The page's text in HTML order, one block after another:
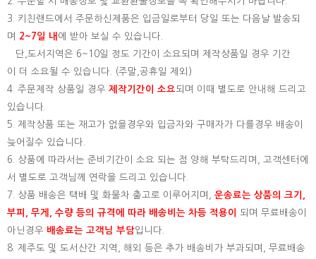
3. 키친랜드에서 주문하신제품은 입금일로부터 당일 또는 다음날 발송되
며
2~7일 내 에 받아 보실 수 있습니다.
단,도서지역은 6~10일 정도 기간이 소요되며 제작상품일 경우 기간
이 더 소요될 수 있습니다. (주말,공휴일 제외)
4. 주문제작 상품일 경우 제작기간이 소요되며 이때 별도로 안내해 드리고
있습니다.
5. 제작상품 또는 재고가 없을경우와 입금자와 구매자가 다를경우 배송이
늦어질수 있습니다.
6. 상품에 따라서는 준비기간이 소요 되는 점 양해 부탁드리며, 고객센터에
서 별도로 고객님께 연락을 드리고 있습니다.
7. 상품 배송은 택배 및 화물차 출고로 이루어지며, 운송료는 상품의 크기,
부피, 무게, 수량 등의 규격에 따라 배송비는 차등 적용이
되며 무료배송이
아닌경우 배송료는 고객님 부담입니다.
8. 제주도 및 도서산간 지역, 해외 등은 추가 배송비가 부과되며, 무료배송